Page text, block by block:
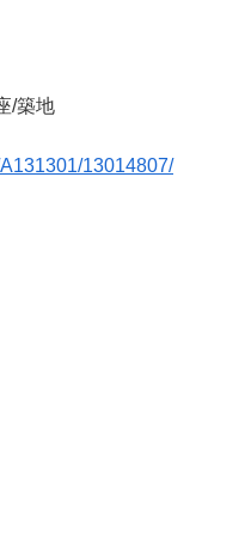
/築地
13014807/